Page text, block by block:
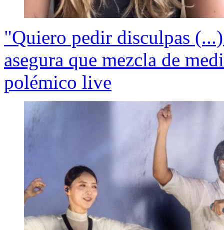
"Quiero pedir disculpas
asegura que mezcla de
polémico live